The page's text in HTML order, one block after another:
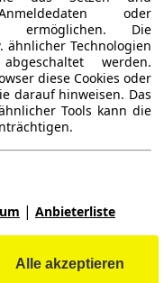
oder
ermöglichen. Die
ähnlicher Technologien
werden.
diese Cookies oder
darauf hinweisen. Das
Tools kann die
unterschiedliche
u.a. Cookies und
um Ihnen
anzubieten und ein
| Anbieterliste
Alle akzeptieren